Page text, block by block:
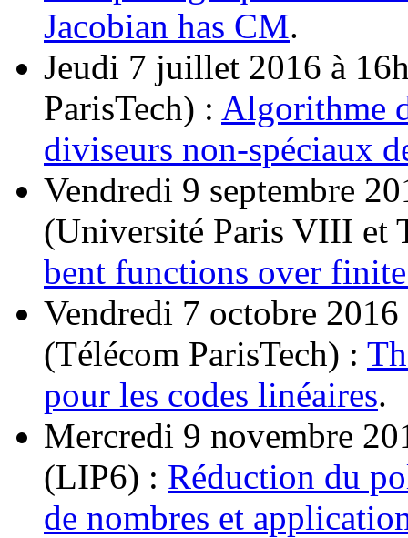
Jacobian has CM.
Jeudi 7 juillet 2016 à
ParisTech) : Algorithme
diviseurs non-spéciaux
Vendredi 9 septembre
(Université Paris VIII et
bent functions over
Vendredi 7 octobre
(Télécom ParisTech) :
pour les codes linéaires.
Mercredi 9 novembre
(LIP6) : Réduction du
de nombres et